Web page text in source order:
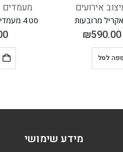
,פרחי משי
מעמדים לעיצוב אירועים
סט 4 מעמדים מלבניים צבע לבן
מידע שימושי